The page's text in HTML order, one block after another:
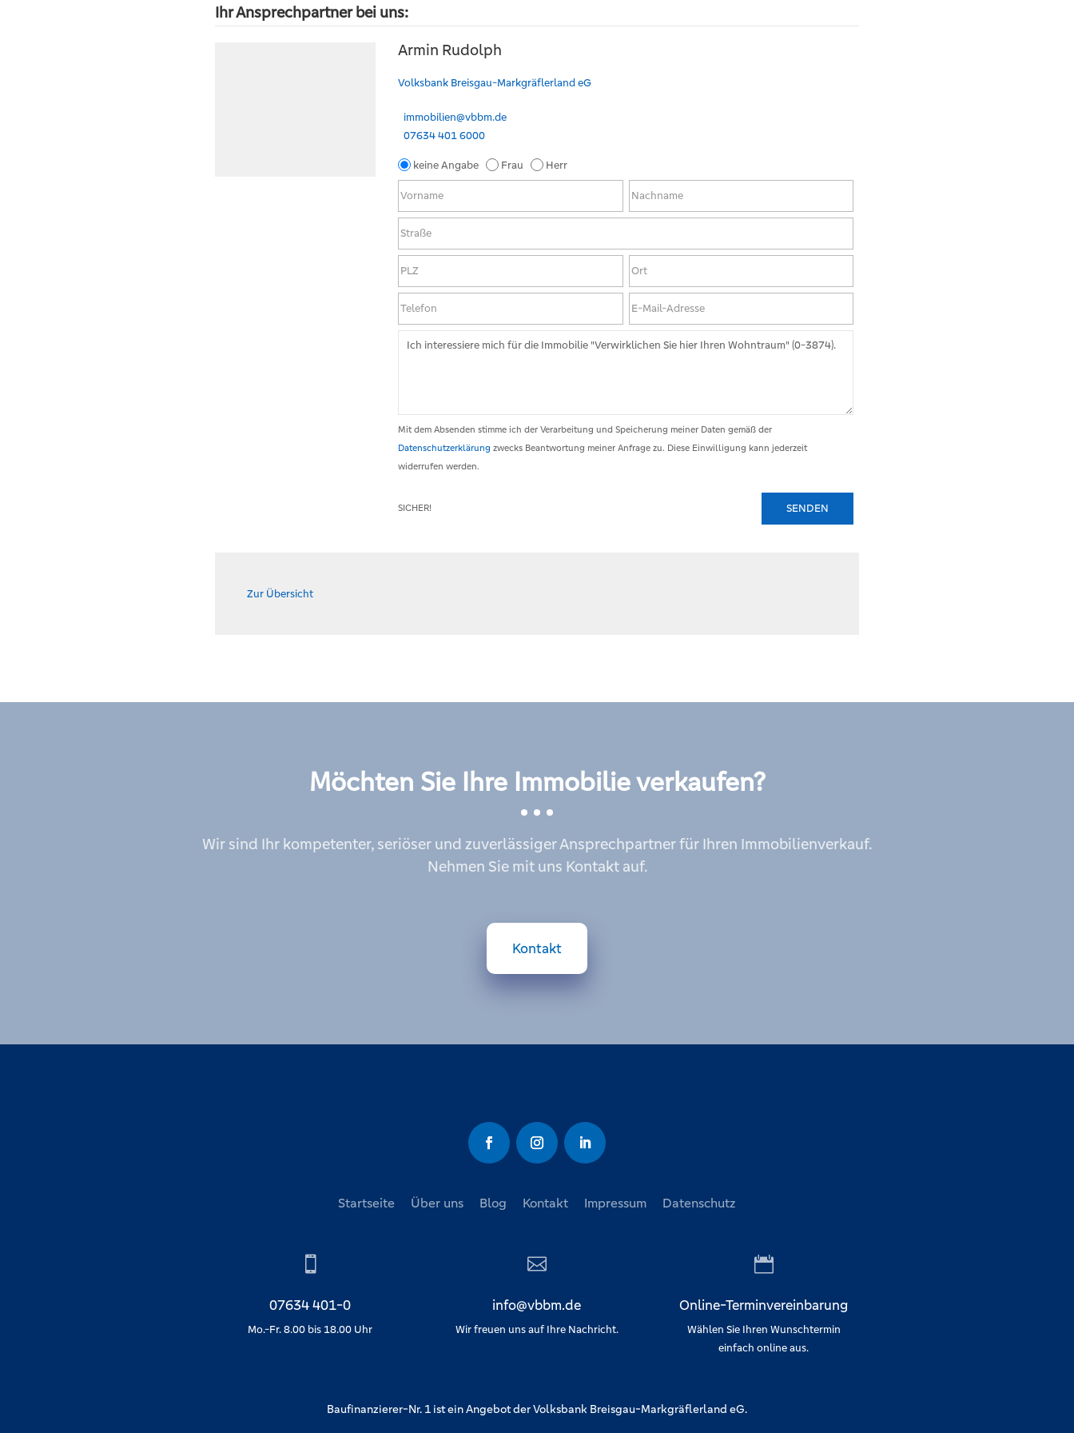
Ihr Ansprechpartner bei uns:
Armin Rudolph
Volksbank Breisgau-Markgräflerland eG
immobilien@vbbm.de
07634 401 6000
keine Angabe Frau Herr
Mit dem Absenden stimme ich der Verarbeitung und Speicherung meiner Daten gemäß der
Datenschutzerklärung zwecks Beantwortung meiner Anfrage zu. Diese Einwilligung kann jederzeit
widerrufen werden.
SICHER! SENDEN
Zur Übersicht
Möchten Sie Ihre Immobilie verkaufen?
Wir sind Ihr kompetenter, seriöser und zuverlässiger Ansprechpartner für Ihren Immobilienverkauf.
Nehmen Sie mit uns Kontakt auf.
Kontakt
Startseite Über uns Blog Kontakt Impressum Datenschutz

07634 401-0
Mo.-Fr. 8.00 bis 18.00 Uhr

info@vbbm.de
Wir freuen uns auf Ihre Nachricht.

Online-Terminvereinbarung
Wählen Sie Ihren Wunschtermin
einfach online aus.
Baufinanzierer-Nr. 1 ist ein Angebot der Volksbank Breisgau-Markgräflerland eG.